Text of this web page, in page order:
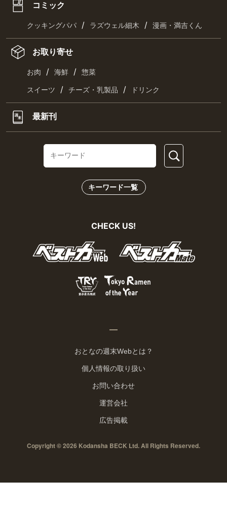
コミック
クッキングパパ / ラズウェル細木 / 漫画・満吉くん
お取り寄せ
お肉 / 海鮮 / 惣菜
スイーツ / チーズ・乳製品 / ドリンク
最新刊
キーワード一覧
CHECK US!
おとなの週末Webとは？
個人情報の取り扱い
お問い合わせ
運営会社
広告掲載
Copyright © 2026 Kodansha BECK Ltd. All Rights Reserved.